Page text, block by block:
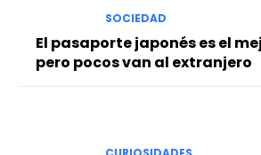
SOCIEDAD
El pasaporte japonés es el
pero pocos van al extranjero